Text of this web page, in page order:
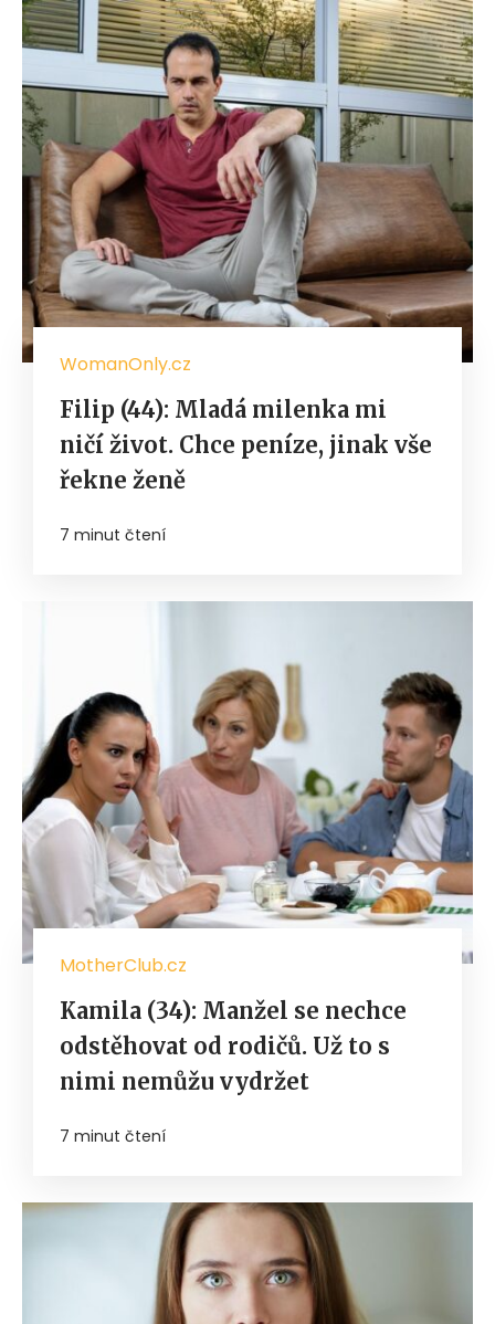
WomanOnly.cz
Filip (44): Mladá milenka mi
ničí život. Chce peníze, jinak vše
řekne ženě
7 minut čtení
MotherClub.cz
Kamila (34): Manžel se nechce
odstěhovat od rodičů. Už to s
nimi nemůžu vydržet
7 minut čtení